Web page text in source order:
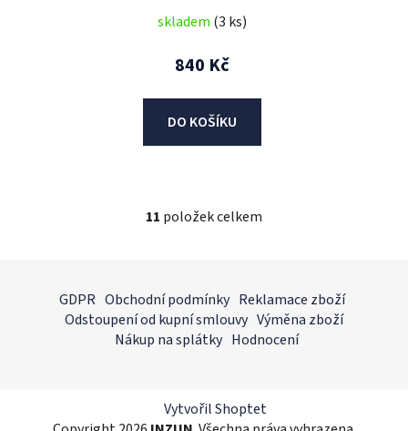
skladem (3 ks)
840 Kč
DO KOŠÍKU
O
d
a
c
r
v
11 položek celkem
GDPR Obchodní podmínky Reklamace zboží
Odstoupení od kupní smlouvy Výměna zboží
Nákup na splátky Hodnocení
Vytvořil Shoptet